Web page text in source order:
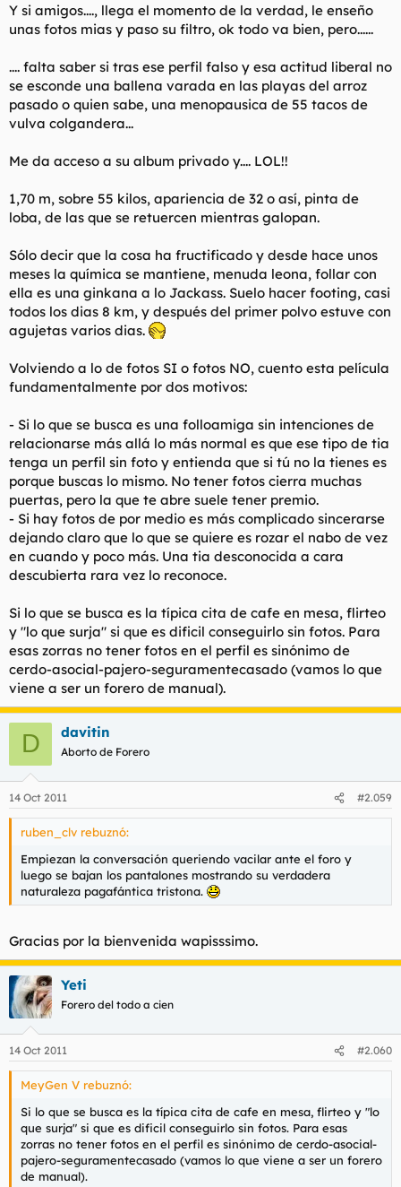
Y si amigos...., llega el momento de la verdad, le enseño
unas fotos mias y paso su filtro, ok todo va bien, pero......
.... falta saber si tras ese perfil falso y esa actitud liberal no
se esconde una ballena varada en las playas del arroz
pasado o quien sabe, una menopausica de 55 tacos de
vulva colgandera...
Me da acceso a su album privado y.... LOL!!
1,70 m, sobre 55 kilos, apariencia de 32 o así, pinta de
loba, de las que se retuercen mientras galopan.
Sólo decir que la cosa ha fructificado y desde hace unos
meses la química se mantiene, menuda leona, follar con
ella es una ginkana a lo Jackass. Suelo hacer footing, casi
todos los dias 8 km, y después del primer polvo estuve con
agujetas varios dias.
Volviendo a lo de fotos SI o fotos NO, cuento esta película
fundamentalmente por dos motivos:
- Si lo que se busca es una folloamiga sin intenciones de
relacionarse más allá lo más normal es que ese tipo de tia
tenga un perfil sin foto y entienda que si tú no la tienes es
porque buscas lo mismo. No tener fotos cierra muchas
puertas, pero la que te abre suele tener premio.
- Si hay fotos de por medio es más complicado sincerarse
dejando claro que lo que se quiere es rozar el nabo de vez
en cuando y poco más. Una tia desconocida a cara
descubierta rara vez lo reconoce.
Si lo que se busca es la típica cita de cafe en mesa, flirteo
y "lo que surja" si que es dificil conseguirlo sin fotos. Para
esas zorras no tener fotos en el perfil es sinónimo de
cerdo-asocial-pajero-seguramentecasado (vamos lo que
viene a ser un forero de manual).
D davitin
Aborto de Forero
14 Oct 2011 #2.059
ruben_clv rebuznó:
Empiezan la conversación queriendo vacilar ante el foro y
luego se bajan los pantalones mostrando su verdadera
naturaleza pagafántica tristona.
Gracias por la bienvenida wapisssimo.
Yeti
Forero del todo a cien
14 Oct 2011 #2.060
MeyGen V rebuznó:
Si lo que se busca es la típica cita de cafe en mesa, flirteo y "lo
que surja" si que es dificil conseguirlo sin fotos. Para esas
zorras no tener fotos en el perfil es sinónimo de cerdo-asocial-
pajero-seguramentecasado (vamos lo que viene a ser un forero
de manual).